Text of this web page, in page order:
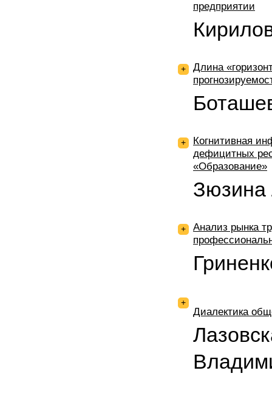
предприятии
+
Длина
+
Когнитивная
дефицитных
«Образование»
Зюзина
+
Анализ рынка
+
Диалектика